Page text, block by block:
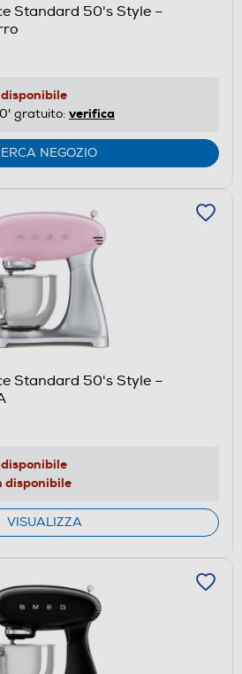
Standard 50's Style –
gratuito: verifica
NEGOZIO
Standard 50's Style –
disponibile
VISUALIZZA